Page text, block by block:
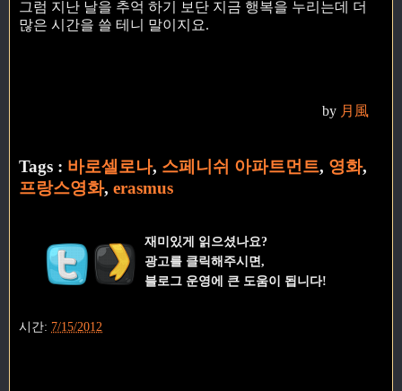
그럼 지난 날을 추억 하기 보단 지금 행복을 누리는데 더
많은 시간을 쓸 테니 말이지요.
by 月風
Tags : 바로셀로나, 스페니쉬 아파트먼트, 영화,
프랑스영화, erasmus
재미있게 읽으셨나요?
광고를 클릭해주시면,
블로그 운영에 큰 도움이 됩니다!
시간: 7/15/2012